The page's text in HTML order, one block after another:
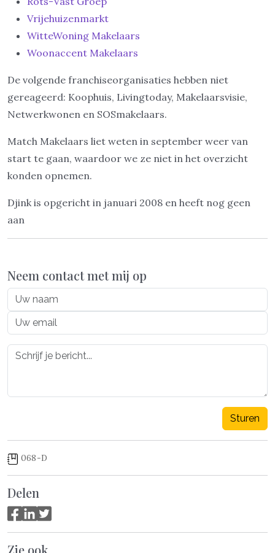
Vrijehuizenmarkt
WitteWoning Makelaars
Woonaccent Makelaars
De volgende franchiseorganisaties hebben niet
gereageerd: Koophuis, Livingtoday, Makelaarsvisie,
Netwerkwonen en SOSmakelaars.
Match Makelaars liet weten in september weer van
start te gaan, waardoor we ze niet in het overzicht
konden opnemen.
Djink is opgericht in januari 2008 en heeft nog geen
aan
Neem contact met mij op
Sturen
068-D
Delen
Zie ook